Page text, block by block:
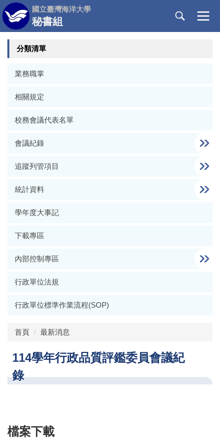
跳
到
主
要
國立臺灣海洋大學
秘書組
分類清單
業務職掌
相關規定
校務會議代表名單
會議紀錄
追蹤列管項目
統計資料
學年度大事記
下載專區
內部控制專區
行政單位法規
行政單位標準作業流程(SOP)
首頁 最新消息
114學年行政品質評鑑委員會議紀
錄